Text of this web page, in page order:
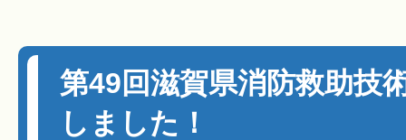
第49回滋賀県消防救助技
しました！